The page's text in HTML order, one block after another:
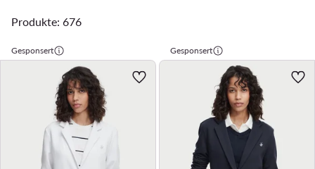
Produkte: 676
Gesponsert Gesponsert